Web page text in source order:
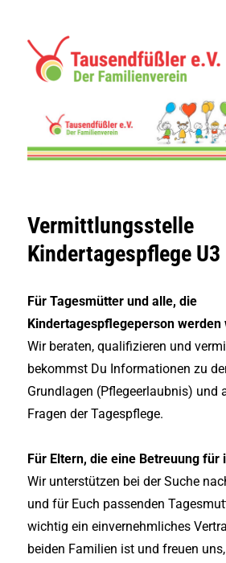
Vermittlungsstelle
Kindertagespflege U3
Für Tagesmütter und alle, die
Kindertagespflegeperson werden
Wir beraten, qualifizieren und
bekommst Du Informationen zu
Grundlagen (Pflegeerlaubnis) und
Fragen der Tagespflege.
Für Eltern, die eine Betreuung für
Wir unterstützen bei der Suche
und für Euch passenden
wichtig ein einvernehmliches
beiden Familien ist und freuen